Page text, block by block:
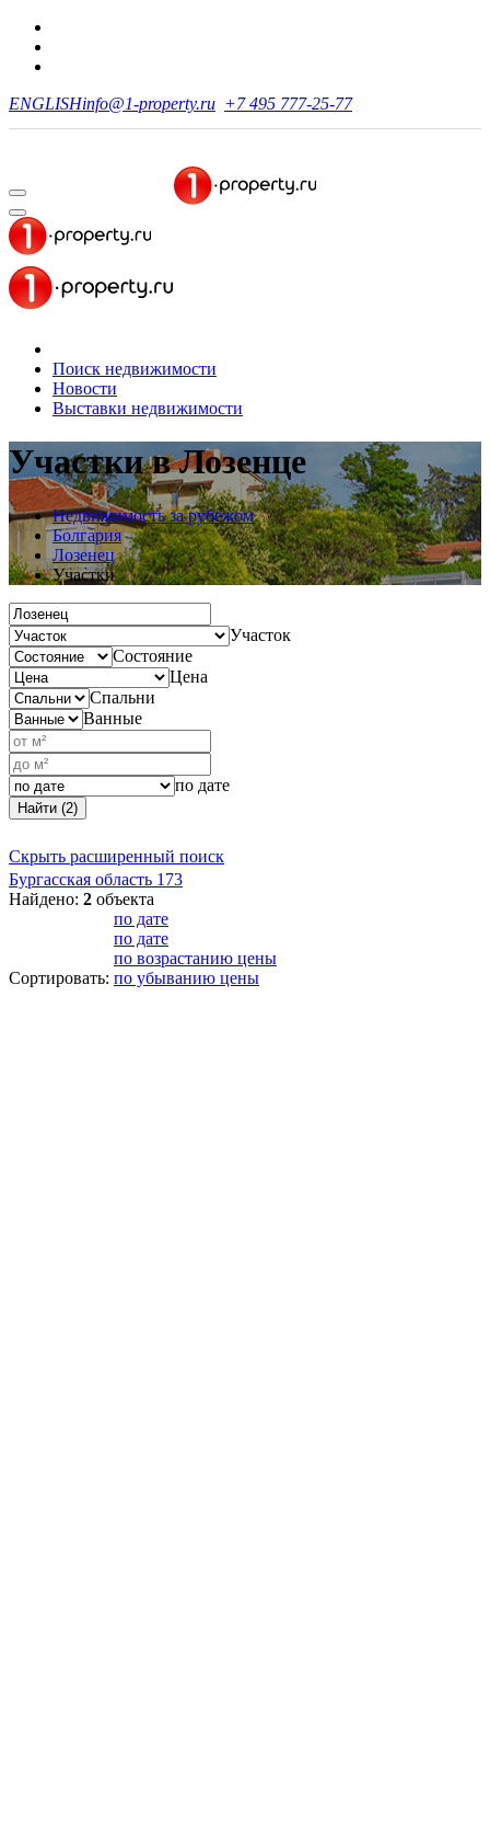
ENGLISHinfo@1-property.ru +7 495 777-25-77
Поиск недвижимости
Новости
Выставки недвижимости
Участкив Лозенце
Недвижимость за рубежом
Болгария
Лозенец
Участки
Участок
Состояние
Цена
Спальни
Ванные
по дате
Найти (2)
Скрыть расширенный поиск
Бургасская область 173
Найдено: 2 объекта
Сортировать:
по дате
по дате
по возрастанию цены
по убыванию цены